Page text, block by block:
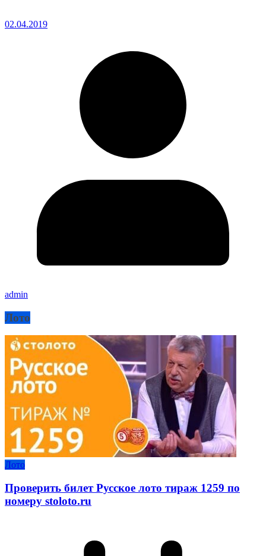
02.04.2019
admin
Лото
Лото
Проверить билет Русское лото тираж 1259 по
номеру stoloto.ru